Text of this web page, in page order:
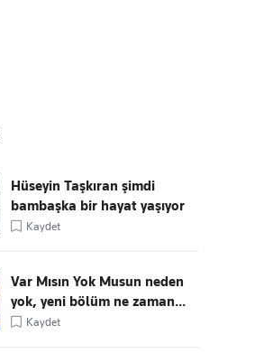
Hüseyin Taşkıran şimdi
bambaşka bir hayat yaşıyor
Kaydet
Var Mısın Yok Musun neden
yok, yeni bölüm ne zaman...
Kaydet